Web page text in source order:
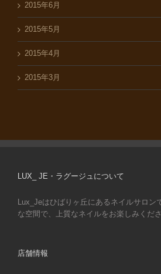
2015年6月
2015年5月
2015年4月
2015年3月
LUX_ JE・ラグージュについて
Lux_Jeはひばりヶ丘にあるネイルサロン
な空間で、上質なネイルをお楽しみくださ
店舗情報